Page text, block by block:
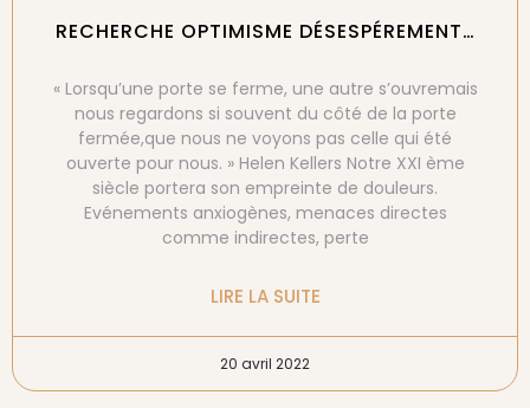
RECHERCHE OPTIMISME DÉSESPÉREMENT…
« Lorsqu’une porte se ferme, une autre s’ouvremais
nous regardons si souvent du côté de la porte
fermée,que nous ne voyons pas celle qui été
ouverte pour nous. » Helen Kellers Notre XXI ème
siècle portera son empreinte de douleurs.
Evénements anxiogènes, menaces directes
comme indirectes, perte
LIRE LA SUITE
20 avril 2022